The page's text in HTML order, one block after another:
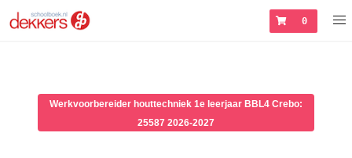
0
Werkvoorbereider houttechniek 1e leerjaar BBL4 Crebo:
25587 2026-2027